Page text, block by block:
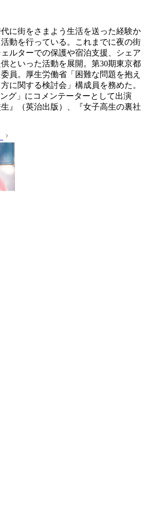
に街をさまよう生活を送った経験か
動を行っている。これまでに夜の街
ルターでの保護や宿泊支援、シェア
といった活動を展開。第30期東京都
員。厚生労働省「困難な問題を抱え
に関する検討会」構成員を務めた。
グ」にコメンテーターとして出演
』（英治出版）、『女子高生の裏社